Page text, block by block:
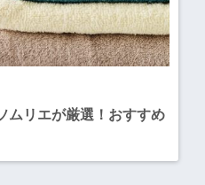
ムリエが厳選！おすすめ